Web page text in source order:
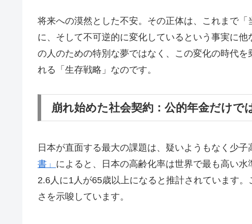
🧠サトリ式コーチング メソッド
💰期間限定 無料 参加
⚡創造力覚醒の クリエイティブ 瞑想
あなたの内なる創造力を覚醒させるクリエイ
来を構想し、人生を能動的に設計する方法を
特別ウェビナー
将来への漠然とした不安。その正体は、これまで
に、そして不可逆的に変化しているという事実に
の人のための特別な夢ではなく、この変化の時代
れる「生存戦略」なのです。
崩れ始めた社会契約：公的年金だけ
日本が直面する最大の課題は、疑いようもなく少子
書」 によると、日本の高齢化率は世界で最も高い
2.6人に1人が65歳以上になると推計されています
さを示唆しています。